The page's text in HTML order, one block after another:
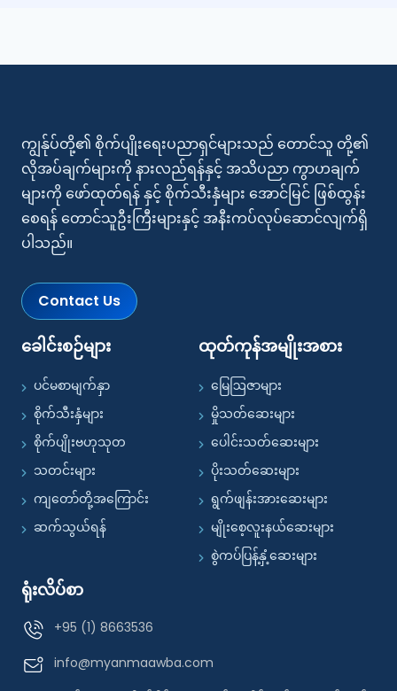
ကျွန်ုပ်တို့၏ စိုက်ပျိုးရေးပညာရှင်များသည် တောင်သူ တို့၏
လိုအပ်ချက်များကို နားလည်ရန်နှင့် အသိပညာ ကွာဟချက်
များကို ဖော်ထုတ်ရန် နှင့် စိုက်သီးနှံများ အောင်မြင် ဖြစ်ထွန်း
စေရန် တောင်သူဦးကြီးများနှင့် အနီးကပ်လုပ်ဆောင်လျက်ရှိ
ပါသည်။
Contact Us
ခေါင်းစဉ်များ
ပင်မစာမျက်နှာ
စိုက်သီးနှံများ
စိုက်ပျိုးဗဟုသုတ
သတင်းများ
ကျတော်တို့အကြောင်း
ဆက်သွယ်ရန်
ထုတ်ကုန်အမျိုးအစား
မြေဩဇာများ
မှိုသတ်ဆေးများ
ပေါင်းသတ်ဆေးများ
ပိုးသတ်ဆေးများ
ရွက်ဖျန်းအားဆေးများ
မျိုးစေ့လူးနယ်ဆေးများ
စွဲကပ်ပြန့်နှံ့ဆေးများ
ရုံးလိပ်စာ
+95 (1) 8663536
info@myanmaawba.com